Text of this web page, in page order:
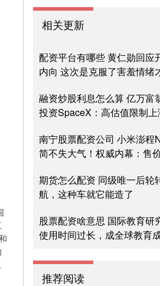
相关更新
配资平台有哪些 黄仁勋回应
内向 这次是克服了害羞情绪
融资炒股利息怎么算 亿万富
投资SpaceX：高估值限制上
南宁股票配资公司 小米澎程
简不失大气！权威内幕：售
期货怎么配资 同级唯一后轮
航，这种车就它能造了
股票配资啥意思 国际教育研
使用时间过长，成全球教育
推荐阅读